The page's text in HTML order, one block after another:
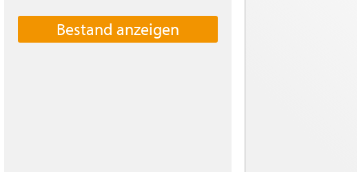
Bestand anzeigen